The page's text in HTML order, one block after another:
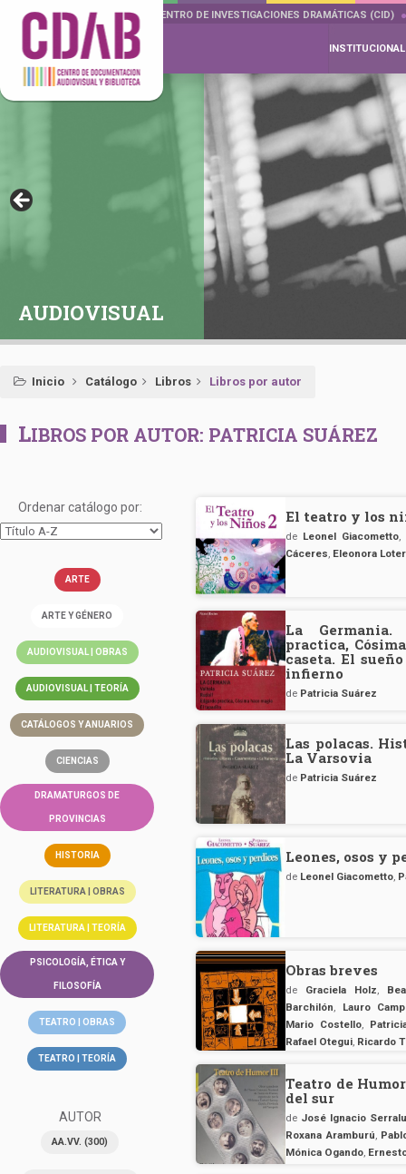
DOCUMENTA DRAMÁTICAS CENTRO DE INVESTIGACIONES DRAMÁTICAS (CID)
INSTITUCIONAL
AUDIOVISUAL
Inicio Catálogo Libros Libros por autor
LIBROS POR AUTOR: PATRICIA SUÁREZ
Ordenar catálogo por:
ARTE
ARTE Y GÉNERO
AUDIOVISUAL | OBRAS
AUDIOVISUAL | TEORÍA
CATÁLOGOS Y ANUARIOS
CIENCIAS
DRAMATURGOS DE
PROVINCIAS
HISTORIA
LITERATURA | OBRAS
LITERATURA | TEORÍA
PSICOLOGÍA, ÉTICA Y
FILOSOFÍA
TEATRO | OBRAS
TEATRO | TEORÍA
AUTOR
AA.VV. (300)
El teatro y los
de Leonel Giacometto,
Cáceres, Eleonora
La Germania.
practica,
caseta. El
infierno
de Patricia Suárez
Las polacas.
La Varsovia
de Patricia Suárez
Leones, osos y
de Leonel Giacometto,
Obras breves
de Graciela Holz,
Barchilón, Lauro
Mario Costello,
Rafael Otegui, Ricardo
Teatro de
del sur
de José Ignacio
Roxana Aramburú,
Mónica Ogando,